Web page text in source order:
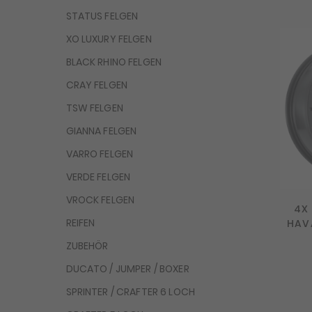
STATUS FELGEN
XO LUXURY FELGEN
BLACK RHINO FELGEN
CRAY FELGEN
TSW FELGEN
GIANNA FELGEN
VARRO FELGEN
VERDE FELGEN
VROCK FELGEN
REIFEN
ZUBEHÖR
DUCATO / JUMPER / BOXER
SPRINTER / CRAFTER 6 LOCH
4X